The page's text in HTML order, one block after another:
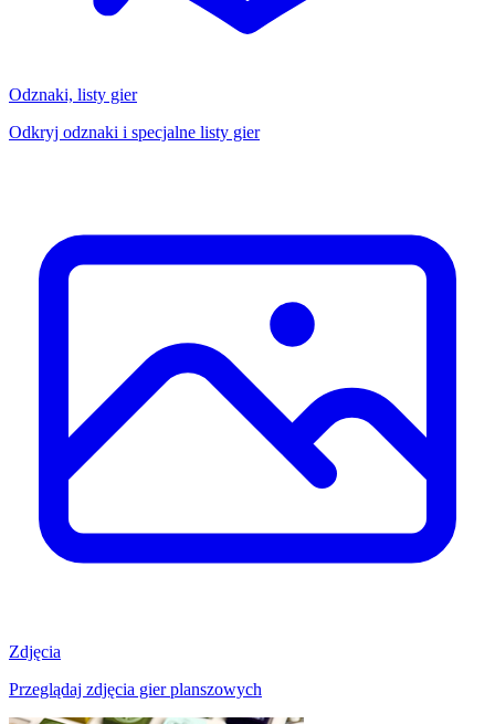
Odznaki, listy gier
Odkryj odznaki i specjalne listy gier
Zdjęcia
Przeglądaj zdjęcia gier planszowych